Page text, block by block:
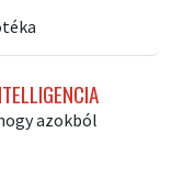
azokból